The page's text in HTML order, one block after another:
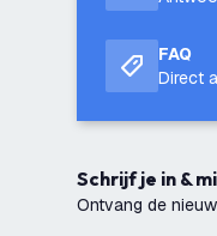
FAQ
Direct
Schrijf je in &
Ontvang de